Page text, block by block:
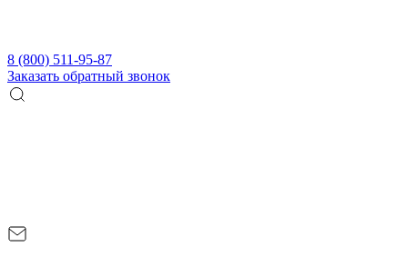
8 (800) 511-95-87
Заказать обратный звонок